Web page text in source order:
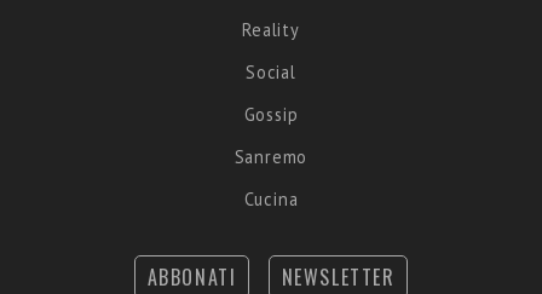
Reality
Social
Gossip
Sanremo
Cucina
ABBONATI NEWSLETTER